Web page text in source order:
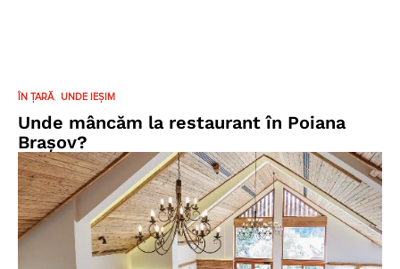
ÎN ȚARĂ UNDE IEȘIM
Unde mâncăm la restaurant în Poiana
Brașov?